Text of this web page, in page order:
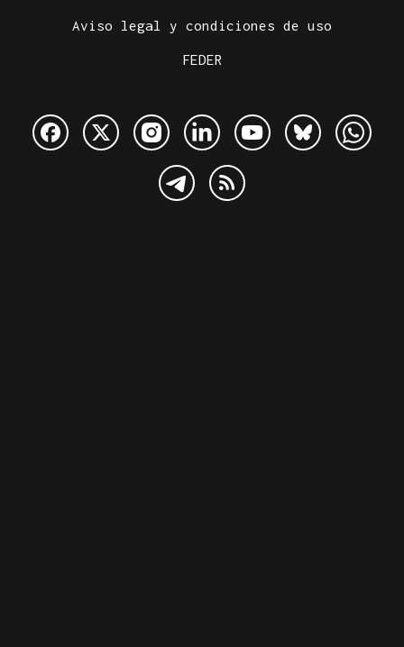
Aviso legal y condiciones de uso
FEDER